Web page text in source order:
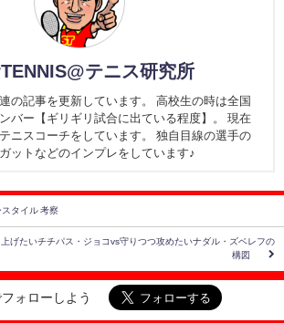
テニス研究所
の記事を更新しています。 高校生の時は全国
バー【ギリギリ試合に出ている程度】。 現在
ニスコーチをしています。 独自目線の選手の
ットなどのインプレをしています♪
タイル 考察
げたいチチパス・ジョコvs守りつつ攻めたいナダル・ズベレフの
構図
ォローしよう